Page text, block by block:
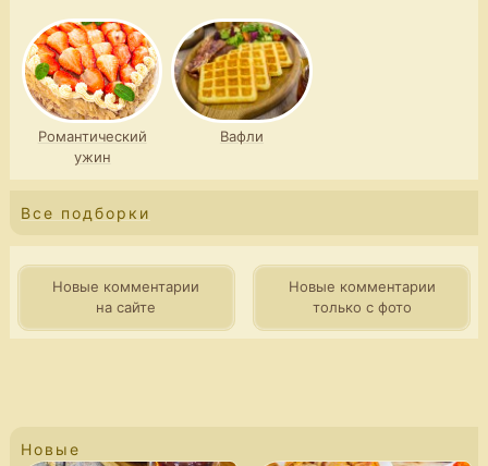
Романтический
ужин
Вафли
Все подборки
Новые комментарии
на сайте
Новые комментарии
только с фото
Новые